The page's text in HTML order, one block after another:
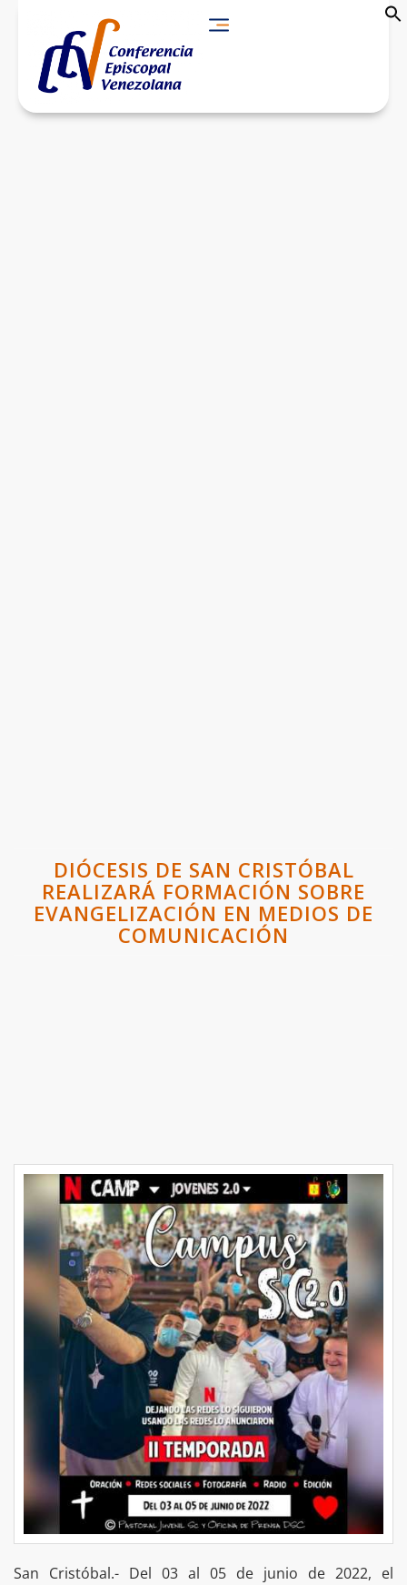
DIÓCESIS DE SAN CRISTÓBAL
REALIZARÁ FORMACIÓN SOBRE
EVANGELIZACIÓN EN MEDIOS DE
COMUNICACIÓN
San Cristóbal.- Del 03 al 05 de junio de 2022, el